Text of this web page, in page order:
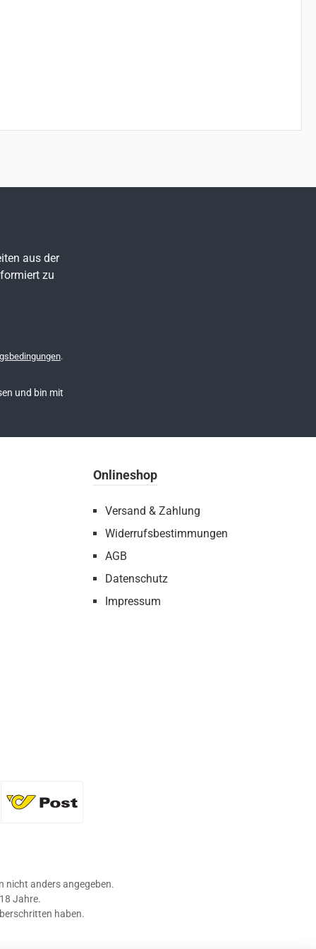
aus der
zu
.
und bin mit
Onlineshop
Versand & Zahlung
Widerrufsbestimmungen
AGB
Datenschutz
Impressum
nicht anders angegeben.
Jahre.
haben.